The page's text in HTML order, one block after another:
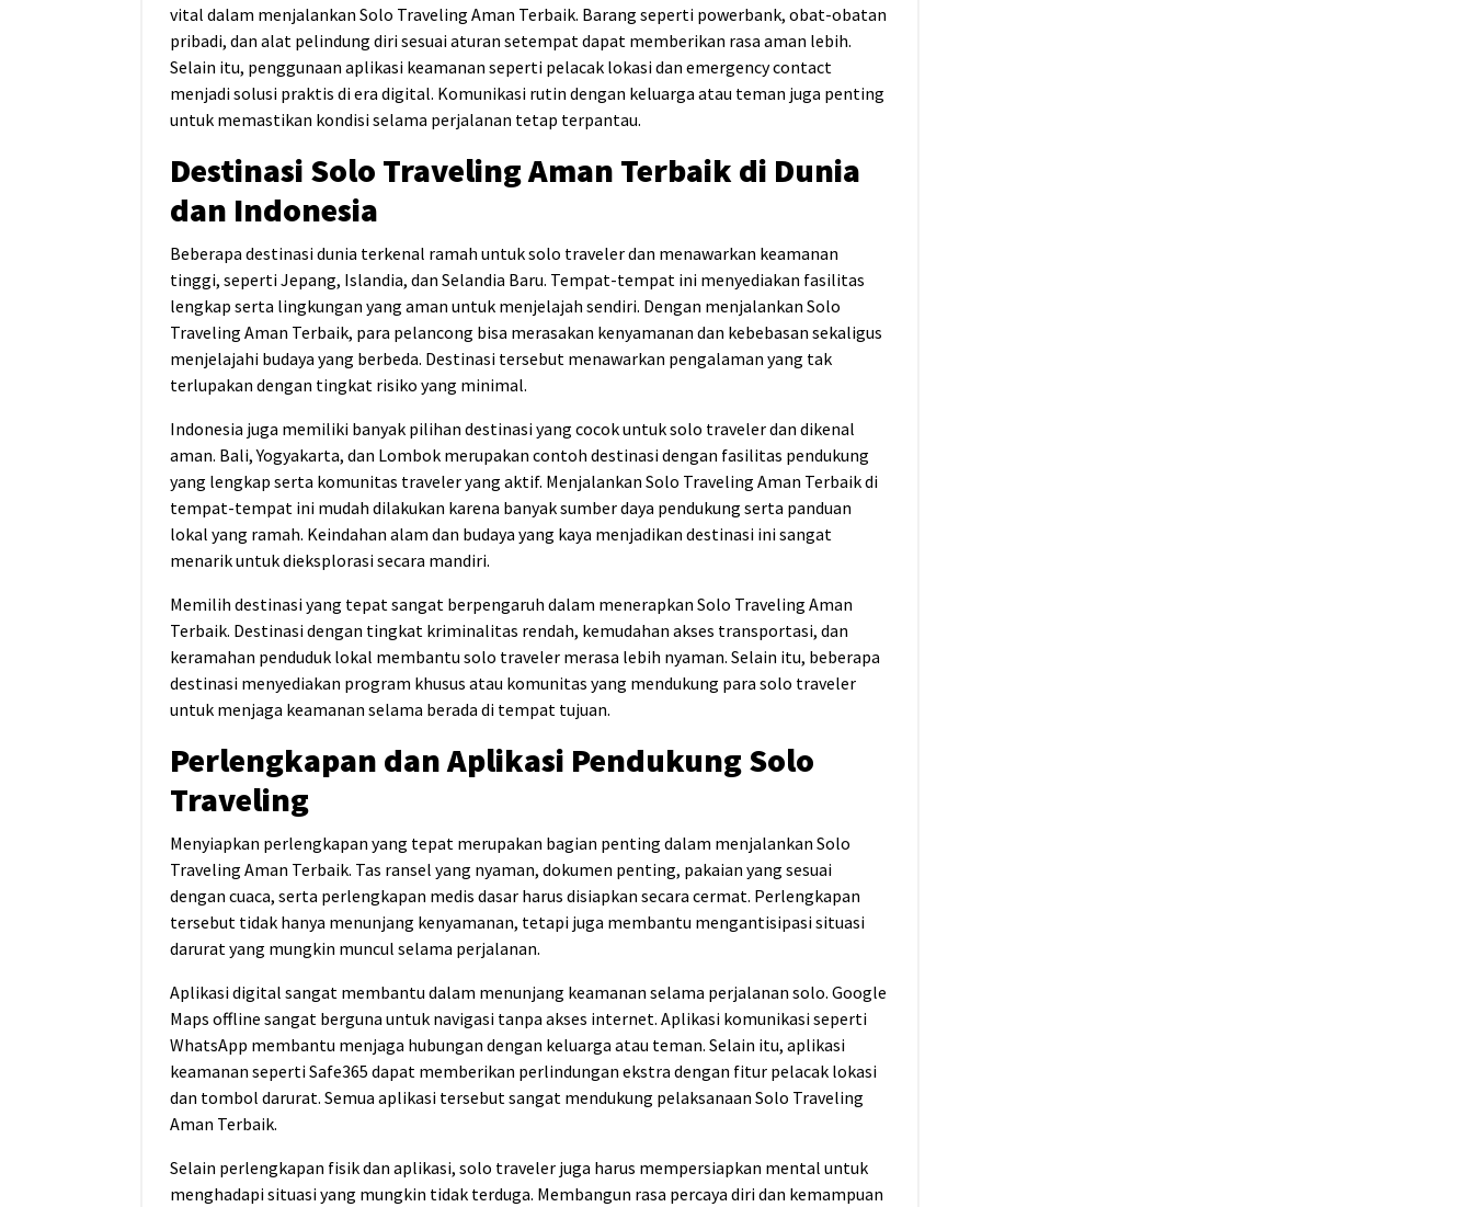
vital dalam menjalankan Solo Traveling Aman Terbaik. Barang seperti powerbank, obat-obatan
pribadi, dan alat pelindung diri sesuai aturan setempat dapat memberikan rasa aman lebih.
Selain itu, penggunaan aplikasi keamanan seperti pelacak lokasi dan emergency contact
menjadi solusi praktis di era digital. Komunikasi rutin dengan keluarga atau teman juga penting
untuk memastikan kondisi selama perjalanan tetap terpantau.
Destinasi Solo Traveling Aman Terbaik di Dunia
dan Indonesia
Beberapa destinasi dunia terkenal ramah untuk solo traveler dan menawarkan keamanan
tinggi, seperti Jepang, Islandia, dan Selandia Baru. Tempat-tempat ini menyediakan fasilitas
lengkap serta lingkungan yang aman untuk menjelajah sendiri. Dengan menjalankan Solo
Traveling Aman Terbaik, para pelancong bisa merasakan kenyamanan dan kebebasan sekaligus
menjelajahi budaya yang berbeda. Destinasi tersebut menawarkan pengalaman yang tak
terlupakan dengan tingkat risiko yang minimal.
Indonesia juga memiliki banyak pilihan destinasi yang cocok untuk solo traveler dan dikenal
aman. Bali, Yogyakarta, dan Lombok merupakan contoh destinasi dengan fasilitas pendukung
yang lengkap serta komunitas traveler yang aktif. Menjalankan Solo Traveling Aman Terbaik di
tempat-tempat ini mudah dilakukan karena banyak sumber daya pendukung serta panduan
lokal yang ramah. Keindahan alam dan budaya yang kaya menjadikan destinasi ini sangat
menarik untuk dieksplorasi secara mandiri.
Memilih destinasi yang tepat sangat berpengaruh dalam menerapkan Solo Traveling Aman
Terbaik. Destinasi dengan tingkat kriminalitas rendah, kemudahan akses transportasi, dan
keramahan penduduk lokal membantu solo traveler merasa lebih nyaman. Selain itu, beberapa
destinasi menyediakan program khusus atau komunitas yang mendukung para solo traveler
untuk menjaga keamanan selama berada di tempat tujuan.
Perlengkapan dan Aplikasi Pendukung Solo
Traveling
Menyiapkan perlengkapan yang tepat merupakan bagian penting dalam menjalankan Solo
Traveling Aman Terbaik. Tas ransel yang nyaman, dokumen penting, pakaian yang sesuai
dengan cuaca, serta perlengkapan medis dasar harus disiapkan secara cermat. Perlengkapan
tersebut tidak hanya menunjang kenyamanan, tetapi juga membantu mengantisipasi situasi
darurat yang mungkin muncul selama perjalanan.
Aplikasi digital sangat membantu dalam menunjang keamanan selama perjalanan solo. Google
Maps offline sangat berguna untuk navigasi tanpa akses internet. Aplikasi komunikasi seperti
WhatsApp membantu menjaga hubungan dengan keluarga atau teman. Selain itu, aplikasi
keamanan seperti Safe365 dapat memberikan perlindungan ekstra dengan fitur pelacak lokasi
dan tombol darurat. Semua aplikasi tersebut sangat mendukung pelaksanaan Solo Traveling
Aman Terbaik.
Selain perlengkapan fisik dan aplikasi, solo traveler juga harus mempersiapkan mental untuk
menghadapi situasi yang mungkin tidak terduga. Membangun rasa percaya diri dan kemampuan